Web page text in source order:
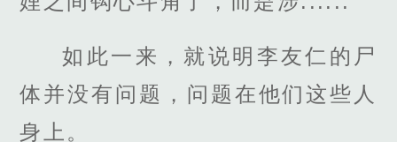
如此一来，就说明李友仁的尸
体并没有问题，问题在他们这些人
身上。